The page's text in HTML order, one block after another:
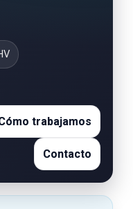
trabajamos
Contacto